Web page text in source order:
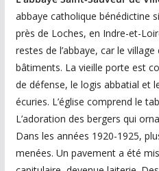
abbaye catholique bénédictine
près de Loches, en Indre-et-
restes de l’abbaye, car le
bâtiments. La vieille porte est
de défense, le logis abbatial et
écuries. L’église comprend le
L’adoration des bergers qui
Dans les années 1920-1925,
menées. Un pavement a été